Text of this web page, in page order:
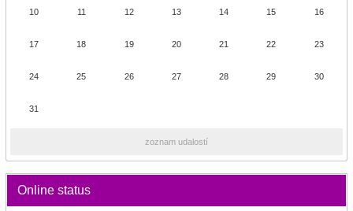
10 11 12 13 14 15 16
17 18 19 20 21 22 23
24 25 26 27 28 29 30
31
zoznam udalostí
Online status